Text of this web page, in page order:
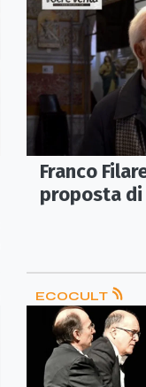
Franco
proposta
ECOCULT